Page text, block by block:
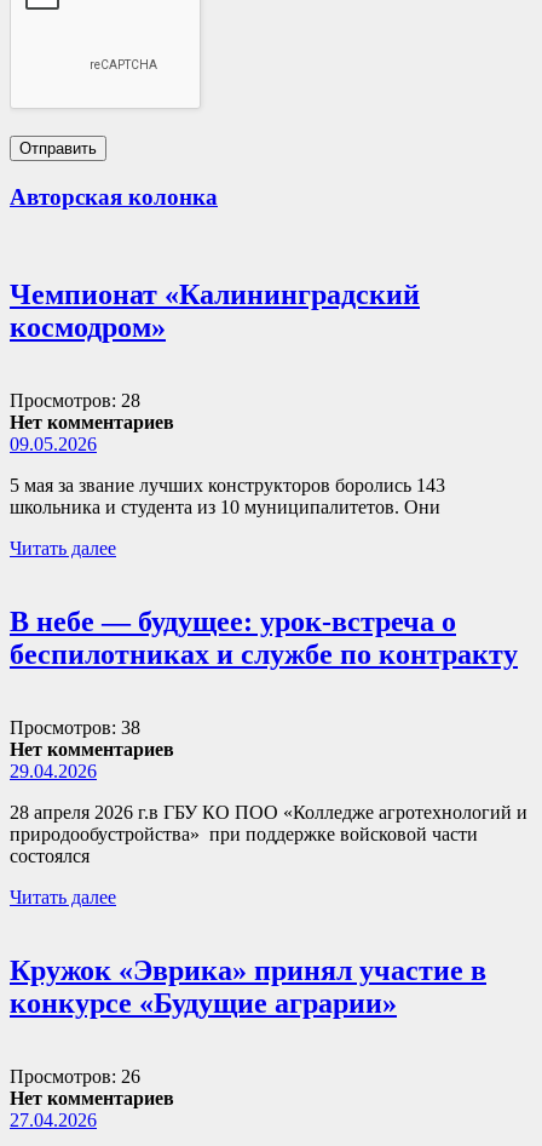
Авторская колонка
Чемпионат «Калининградский
космодром»
Просмотров: 28
Нет комментариев
09.05.2026
5 мая за звание лучших конструкторов боролись 143
школьника и студента из 10 муниципалитетов. Они
Читать далее
В небе — будущее: урок-встреча о
беспилотниках и службе по контракту
Просмотров: 38
Нет комментариев
29.04.2026
28 апреля 2026 г.в ГБУ КО ПОО «Колледже агротехнологий и
природообустройства» при поддержке войсковой части
состоялся
Читать далее
Кружок «Эврика» принял участие в
конкурсе «Будущие аграрии»
Просмотров: 26
Нет комментариев
27.04.2026